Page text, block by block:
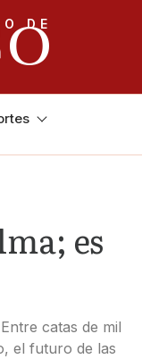
DE
es
catas de mil
el futuro de las